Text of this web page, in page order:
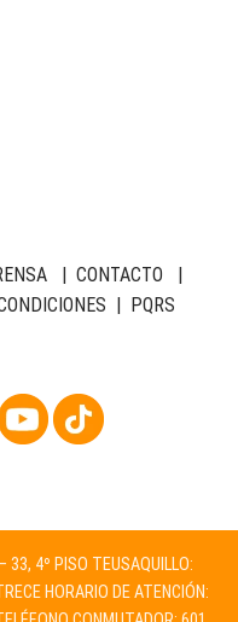
| CONTACTO |
| PQRS
33, 4º PISO TEUSAQUILLO:
HORARIO DE ATENCIÓN: